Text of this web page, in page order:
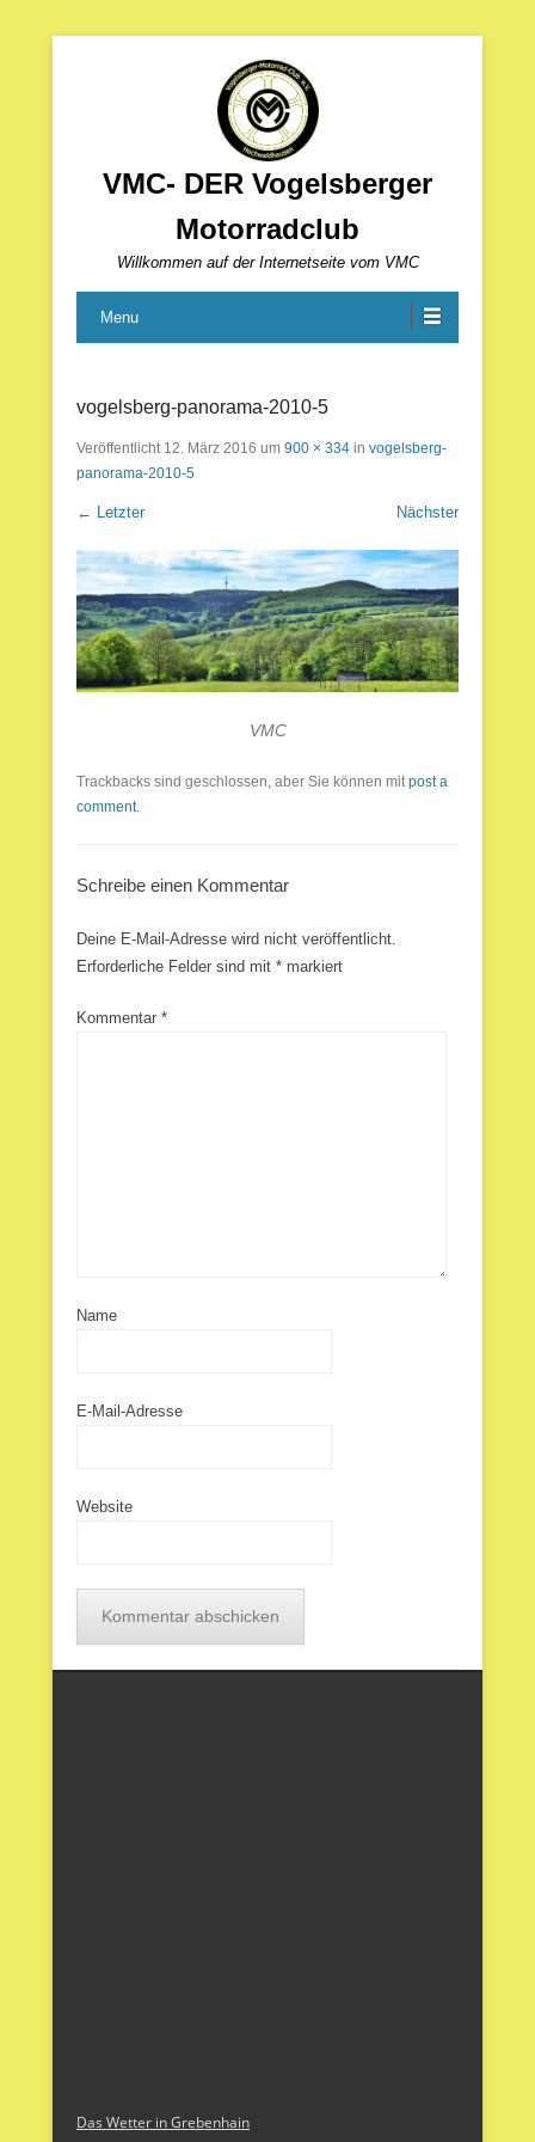
VMC- DER Vogelsberger
Motorradclub
Willkommen auf der Internetseite vom VMC
Menu
vogelsberg-panorama-2010-5
Veröffentlicht 12. März 2016 um 900 × 334 in vogelsberg-
panorama-2010-5
← Letzter Nächster
VMC
Trackbacks sind geschlossen, aber Sie können mit post a
comment.
Schreibe einen Kommentar
Deine E-Mail-Adresse wird nicht veröffentlicht.
Erforderliche Felder sind mit * markiert
Kommentar *
Name
E-Mail-Adresse
Website
Das Wetter in Grebenhain